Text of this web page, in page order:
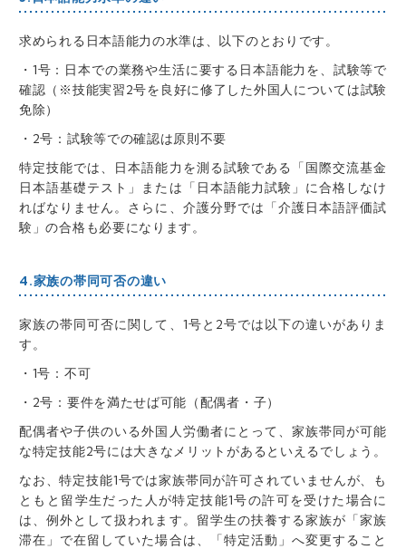
求められる日本語能力の水準は、以下のとおりです。
・1号：日本での業務や生活に要する日本語能力を、試験等で
確認（※技能実習2号を良好に修了した外国人については試験
免除）
・2号：試験等での確認は原則不要
特定技能では、日本語能力を測る試験である「国際交流基金
日本語基礎テスト」または「日本語能力試験」に合格しなけ
ればなりません。さらに、介護分野では「介護日本語評価試
験」の合格も必要になります。
4.家族の帯同可否の違い
家族の帯同可否に関して、1号と2号では以下の違いがありま
す。
・1号：不可
・2号：要件を満たせば可能（配偶者・子）
配偶者や子供のいる外国人労働者にとって、家族帯同が可能
な特定技能2号には大きなメリットがあるといえるでしょう。
なお、特定技能1号では家族帯同が許可されていませんが、も
ともと留学生だった人が特定技能1号の許可を受けた場合に
は、例外として扱われます。留学生の扶養する家族が「家族
滞在」で在留していた場合は、「特定活動」へ変更すること